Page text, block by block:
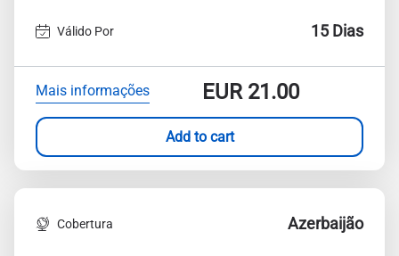
Válido Por 15 Dias
Mais informações EUR21.00
Add to cart
Cobertura Azerbaijão